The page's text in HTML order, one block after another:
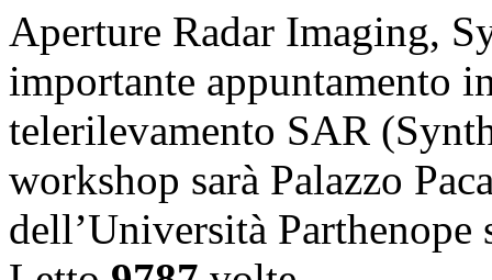
Aperture Radar Imaging,
importante appuntamento
telerilevamento SAR
workshop sarà Palazzo
dell’Università